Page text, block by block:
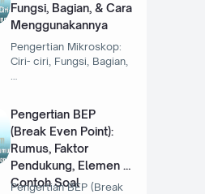
Fungsi, Bagian, & Cara
Menggunakannya
Pengertian Mikroskop:
Ciri- ciri, Fungsi, Bagian,
Pengertian BEP
(Break Even Point):
Rumus, Faktor
Pendukung, Elemen &
Contoh Soal
Pengertian BEP (Break